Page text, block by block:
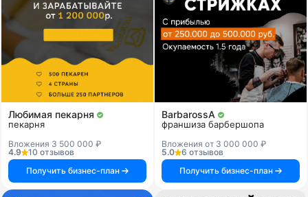
Любимая пекарня
пекарня
Вложения 3 500 000 ₽
4.9
10 отзывов
Получить бизнес-план
BarbarossA
франшиза барбершопа
Вложения от 3 000 000 ₽
5.0
6 отзывов
Получить бизнес-план